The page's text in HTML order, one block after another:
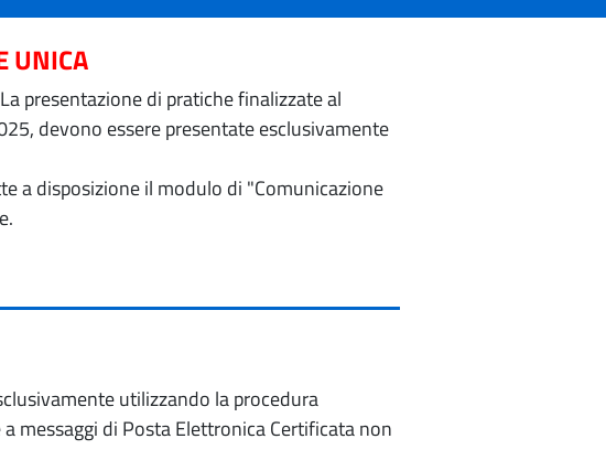
UNICA
presentazione di pratiche finalizzate al
devono essere presentate esclusivamente
a disposizione il modulo di "Comunicazione
utilizzando la procedura
messaggi di Posta Elettronica Certificata non